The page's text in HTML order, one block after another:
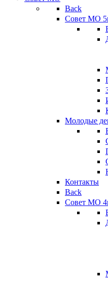
Back
Совет МО
Молодые
Контакты
Back
Совет МО